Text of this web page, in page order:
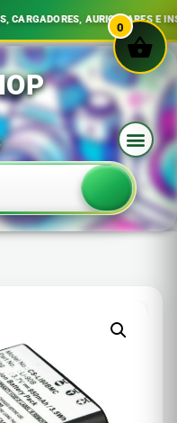
AURICULARES E
0